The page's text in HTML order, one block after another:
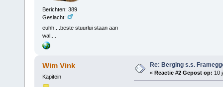
Berichten: 389
Geslacht:
euhh....beste stuurlui staan aan
wal....
Wim Vink
Kapitein
Re: Berging s.s.
« Reactie #2 Gepost op: 10